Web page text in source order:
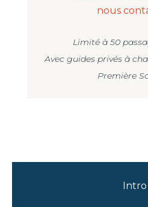
nous
Limité à 50
Avec guides privés à
Première
Intro